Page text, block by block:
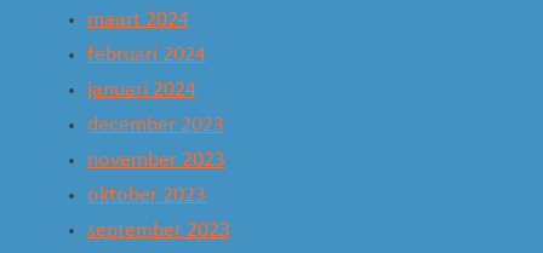
maart 2024
februari 2024
januari 2024
december 2023
november 2023
oktober 2023
september 2023